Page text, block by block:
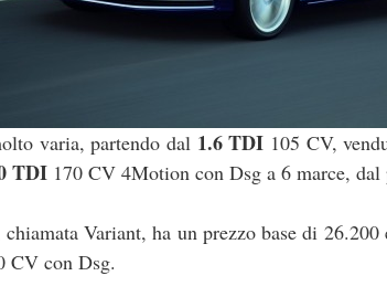
varia, partendo dal 1.6 TDI 105 CV,
TDI 170 CV 4Motion con Dsg a 6 marce,
chiamata Variant, ha un prezzo base di
CV con Dsg.